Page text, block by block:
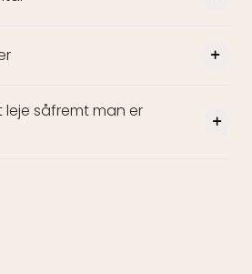
leje såfremt man er